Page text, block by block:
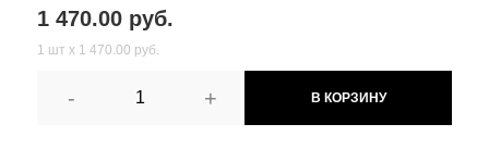
1 470.00 руб.
1 шт х 1 470.00 руб.
- + В КОРЗИНУ